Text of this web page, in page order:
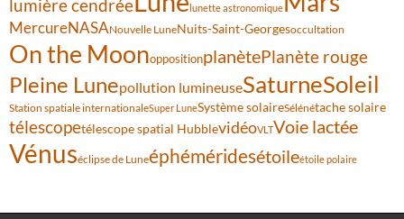
lumière cendrée lunette astronomique
MercureNASANouvelle LuneNuits-Saint-Georgesoccultation
On the MoonoppositionplanètePlanète rouge
Pleine Lunepollution lumineuseSaturneSoleil
Station spatiale internationaleSuper LuneSystème solaireSélénétache solaire
télescopetélescope spatial HubblevidéoVLTVoie lactée
Vénuséclipse de Luneéphéméridesétoileétoile polaire